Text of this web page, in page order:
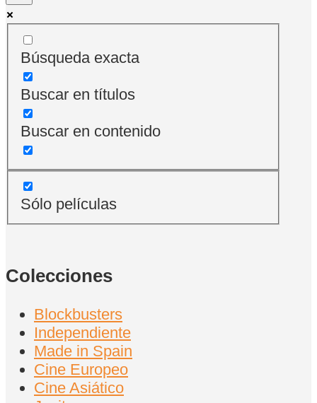
Búsqueda exacta
Buscar en títulos
Buscar en contenido
Sólo películas
Colecciones
Blockbusters
Independiente
Made in Spain
Cine Europeo
Cine Asiático